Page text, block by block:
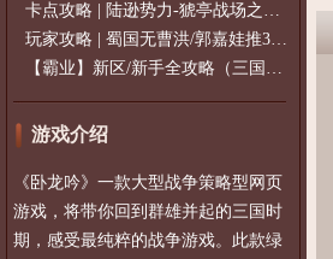
卡点攻略 | 陆逊势力-猇亭战场之陆逊
玩家攻略 | 蜀国无曹洪/郭嘉娃推375级，
【霸业】新区/新手全攻略（三国通用）2
游戏介绍
《卧龙吟》一款大型战争策略型网页
游戏，将带你回到群雄并起的三国时
期，感受最纯粹的战争游戏。此款绿